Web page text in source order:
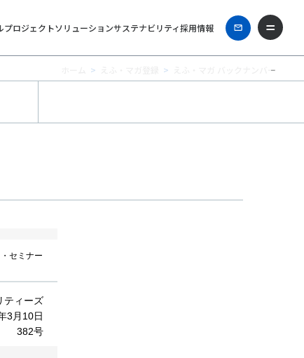
プロジェクトソリューションサステナビリティ採用情報
えふ・マガ バックナンバー
セミナー
ティーズ
3月10日
382号